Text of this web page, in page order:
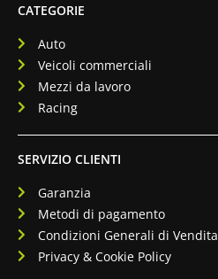
CATEGORIE
Auto
Veicoli commerciali
Mezzi da lavoro
Racing
SERVIZIO CLIENTI
Garanzia
Metodi di pagamento
Condizioni Generali di Vendita
Privacy & Cookie Policy